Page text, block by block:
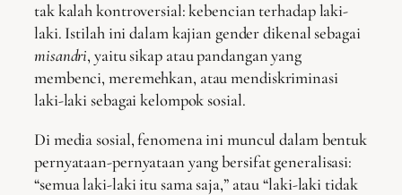
tak kalah kontroversial: kebencian terhadap laki-
laki. Istilah ini dalam kajian gender dikenal sebagai
misandri, yaitu sikap atau pandangan yang
membenci, meremehkan, atau mendiskriminasi
laki-laki sebagai kelompok sosial.
Di media sosial, fenomena ini muncul dalam bentuk
pernyataan-pernyataan yang bersifat generalisasi:
“semua laki-laki itu sama saja,” atau “laki-laki tidak